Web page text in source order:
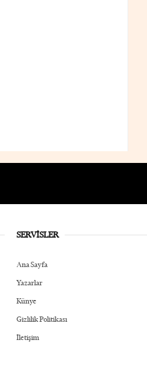
SERVİSLER
Ana Sayfa
Yazarlar
Künye
Gizlilik Politikası
İletişim